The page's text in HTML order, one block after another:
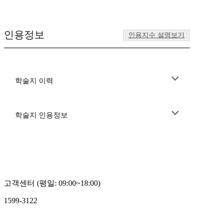
인용정보 인용지수 설명보기
학술지 이력
학술지 인용정보
고객센터 (평일: 09:00~18:00)
1599-3122